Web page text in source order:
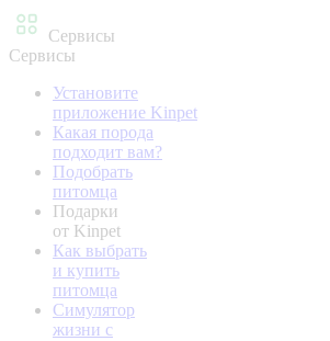
Сервисы
Сервисы
Установите
приложение Kinpet
Какая порода
подходит вам?
Подобрать
питомца
Подарки
от Kinpet
Как выбрать
и купить
питомца
Симулятор
жизни с